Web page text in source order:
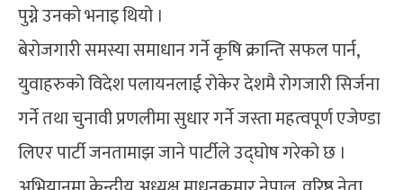
पुग्ने उनको भनाइ थियो ।
बेरोजगारी समस्या समाधान गर्ने कृषि क्रान्ति सफल पार्न,
युवाहरुको विदेश पलायनलाई रोकेर देशमै रोगजारी सिर्जना
गर्ने तथा चुनावी प्रणलीमा सुधार गर्ने जस्ता महत्वपूर्ण एजेण्डा
लिएर पार्टी जनतामाझ जाने पार्टीले उद्घोष गरेको छ ।